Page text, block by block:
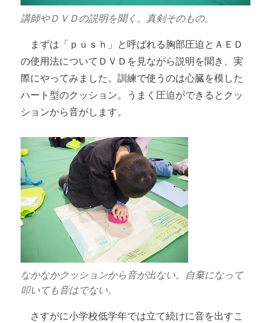
講師やＤＶＤの説明を聞く。真剣そのもの。
まずは「ｐｕｓｈ」と呼ばれる胸部圧迫とＡＥＤ
の使用法についてＤＶＤを見ながら説明を聞き、実
際にやってみました。訓練で使うのは心臓を模した
ハート型のクッション。うまく圧迫ができるとクッ
ションから音がします。
なかなかクッションから音が出ない。自棄になって
叩いても音はでない。
さすがに小学校低学年では立て続けに音を出すこ